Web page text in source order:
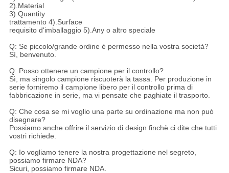
2).Material
3).Quantity
trattamento 4).Surface
requisito d'imballaggio 5).Any o altro speciale
Q: Se piccolo/grande ordine è permesso nella vostra società?
Sì, benvenuto.
Q: Posso ottenere un campione per il controllo?
Sì, ma singolo campione riscuoterà la tassa. Per produzione in
serie forniremo il campione libero per il controllo prima di
fabbricazione in serie, ma vi pensate che paghiate il trasporto.
Q: Che cosa se mi voglio una parte su ordinazione ma non può
disegnare?
Possiamo anche offrire il servizio di design finchè ci dite che tutti
vostri richiede.
Q: Io vogliamo tenere la nostra progettazione nel segreto,
possiamo firmare NDA?
Sicuri, possiamo firmare NDA.